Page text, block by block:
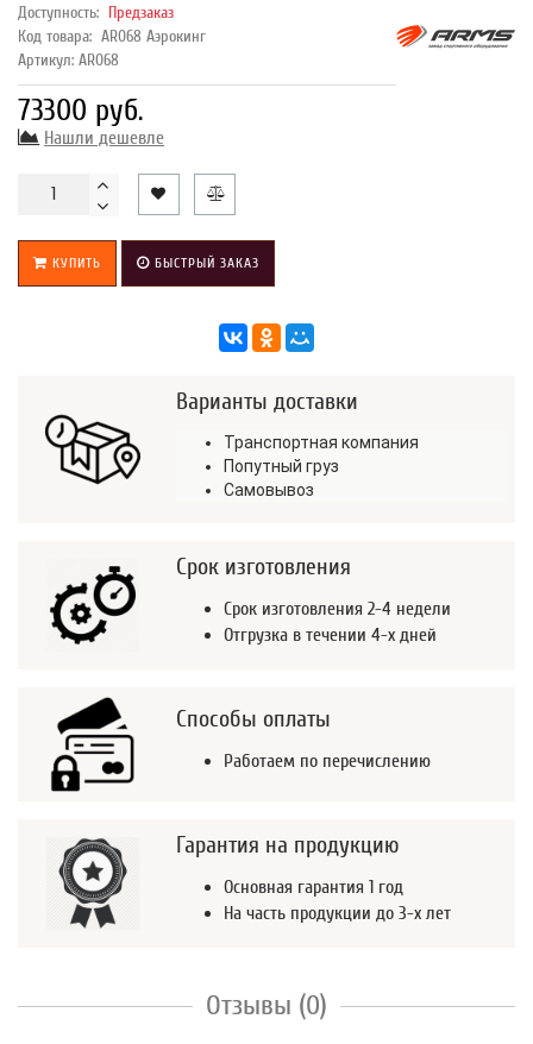
Доступность: Предзаказ
Код товара: AR068 Аэрокинг
Артикул: AR068
73300 руб.
Нашли дешевле
КУПИТЬ БЫСТРЫЙ ЗАКАЗ
Варианты доставки
Транспортная компания
Попутный груз
Самовывоз
Срок изготовления
Срок изготовления 2-4 недели
Отгрузка в течении 4-х дней
Способы оплаты
Работаем по перечислению
Гарантия на продукцию
Основная гарантия 1 год
На часть продукции до 3-х лет
Отзывы (0)